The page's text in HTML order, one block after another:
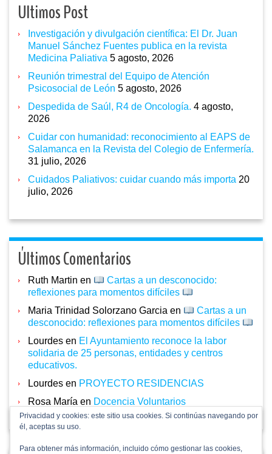
Ultimos Post
Investigación y divulgación científica: El Dr. Juan
Manuel Sánchez Fuentes publica en la revista
Medicina Paliativa 5 agosto, 2026
Reunión trimestral del Equipo de Atención
Psicosocial de León 5 agosto, 2026
Despedida de Saúl, R4 de Oncología. 4 agosto,
2026
Cuidar con humanidad: reconocimiento al EAPS de
Salamanca en la Revista del Colegio de Enfermería.
31 julio, 2026
Cuidados Paliativos: cuidar cuando más importa 20
julio, 2026
Últimos Comentarios
Ruth Martin en
Cartas a un desconocido:
reflexiones para momentos difíciles
Maria Trinidad Solorzano Garcia en
Cartas a un
desconocido: reflexiones para momentos difíciles
Lourdes en El Ayuntamiento reconoce la labor
solidaria de 25 personas, entidades y centros
educativos.
Lourdes en PROYECTO RESIDENCIAS
Rosa María en Docencia Voluntarios
Privacidad y cookies: este sitio usa cookies. Si continúas navegando por
él, aceptas su uso.
Para obtener más información, incluido cómo gestionar las cookies,